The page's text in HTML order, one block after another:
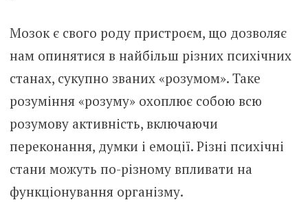
Мозок є свого роду пристроєм, що дозволяє
нам опинятися в найбільш різних психічних
станах, сукупно званих «розумом». Таке
розуміння «розуму» охоплює собою всю
розумову активність, включаючи
переконання, думки і емоції. Різні психічні
стани можуть по-різному впливати на
функціонування організму.